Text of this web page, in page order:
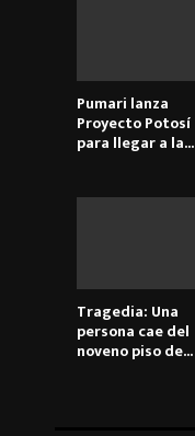
Pumari lanza
Proyecto Potosí
para llegar a la...
Tragedia: Una
persona cae del
noveno piso de...